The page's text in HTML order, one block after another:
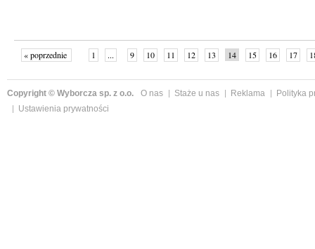
« poprzednie 1 ... 9 10 11 12 13 14 15 16 17
Copyright © Wyborcza sp. z o.o. O nas Staże u nas Reklama
Polityka
Ustawienia prywatności